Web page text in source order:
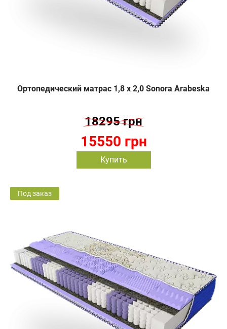
Ортопедический матрас 1,8 х 2,0 Sonora Arabeska
15550 грн
18295 грн
Купить
Под заказ